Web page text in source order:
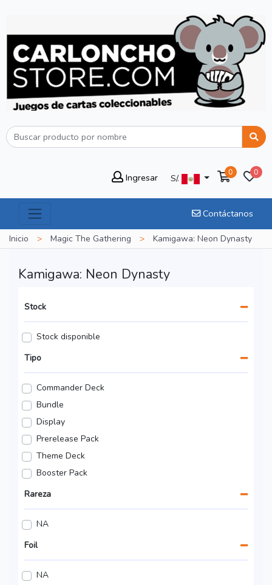
Ingresar S/.
0 0
Contáctanos
Inicio > Magic The Gathering > Kamigawa: Neon Dynasty
Kamigawa: Neon Dynasty
Stock
Stock disponible
Tipo
Commander Deck
Bundle
Display
Prerelease Pack
Theme Deck
Booster Pack
Rareza
NA
Foil
NA